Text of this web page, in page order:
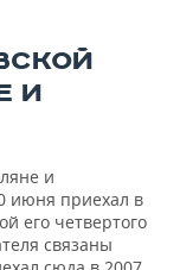
И
и
июня приехал в
его четвертого
связаны